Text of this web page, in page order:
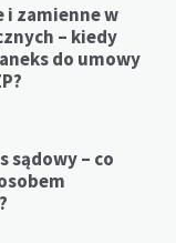
zamienne w
– kiedy
do umowy
sądowy – co